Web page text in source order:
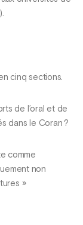
cinq sections.
de l’oral et de
dans le Coran ?
comme
non
»